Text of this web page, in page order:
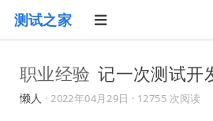
测试之家
职业经验 记一次测试开
懒人 ·2022年04月29日 · 12755 次阅读